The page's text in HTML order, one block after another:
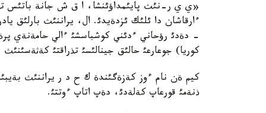
«ي ي ر-نئث پايئمداؤئنشا، ا ق ش جانة باتئس
ءارقاشان دا ئلئك ئزدةيدئ. ال، يراننئث بارلئق
- دةدئ رؤحاني ءدئني كوشباسشئ ءالي حامةنةي
كوريا) جوعارعئ حالئق جينالئسئ تذراقتئ
كيم ةن نام ءوز كةزةگئندة ك ح د ر يراننئث
ذنةمئ قورعاپ كةلةدئ، دةپ اتاپ ءوتتئ.